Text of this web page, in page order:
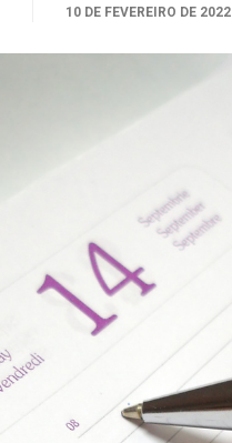
10 DE FEVEREIRO DE 2022